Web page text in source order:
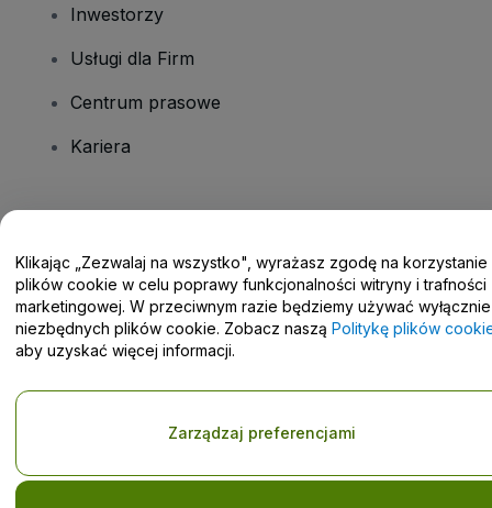
Inwestorzy
Usługi dla Firm
Centrum prasowe
Kariera
Centrum pomocy / Skontaktuj się z nami
Korzystanie z tej strony internetowej oznacza akceptację
Polityki prywatnościoraz Polityki dotyczącej plików
Prośba o nieudostępnianie danych osobowych / Twoje wybory w
Klikając „Zezwalaj na wszystko", wyrażasz zgodę na korzystanie
plików cookie w celu poprawy funkcjonalności witryny i trafności
marketingowej. W przeciwnym razie będziemy używać wyłącznie
niezbędnych plików cookie. Zobacz naszą Politykę plików
aby uzyskać więcej informacji.
Zarządzaj preferencjami